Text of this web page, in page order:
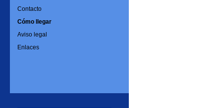
Contacto
Cómo llegar
Aviso legal
Enlaces